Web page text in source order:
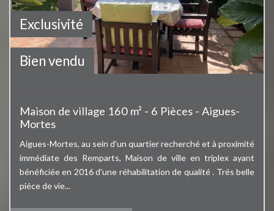
Bien vendu
Exclusivité
Maison de village 160 m² - 6 Pièces - Aigues-
Mortes
Aigues-Mortes, au sein d'un quartier recherché et à proximité
immédiate des Remparts, Maison de ville en triplex ayant
bénéficiée en 2016 d'une réhabilitation de qualité . Trés belle
piéce de vie...